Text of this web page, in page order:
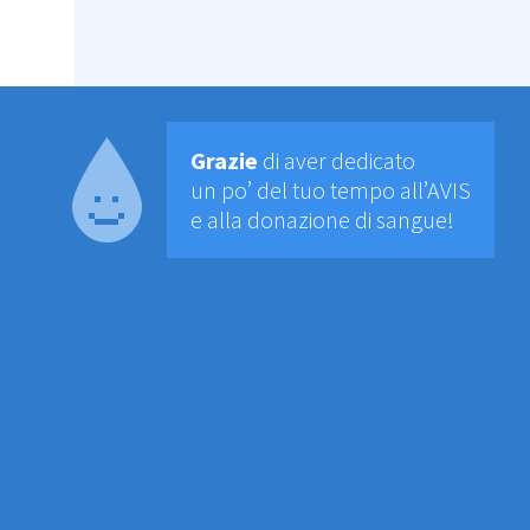
Grazie di aver dedicato
un po’ del tuo tempo all’AVIS
e alla donazione di sangue!